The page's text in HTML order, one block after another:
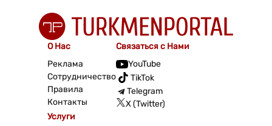
О Нас
Реклама
Сотрудничество
Правила
Контакты
Связаться с Нами
YouTube
TikTok
Telegram
X (Twitter)
Услуги